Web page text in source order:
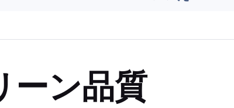
ーン品質